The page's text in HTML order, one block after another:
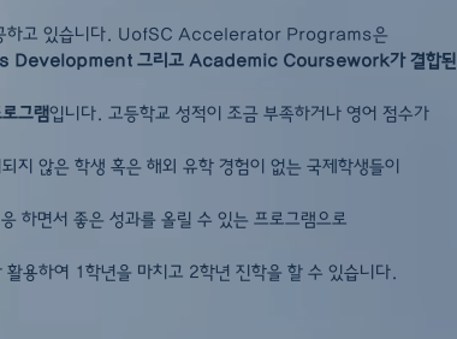
공하고 있습니다. UofSC Accelerator Programs은
Development 그리고 Academic Coursework가 결합된
그램입니다. 고등학교 성적이 조금 부족하거나 영어 점수가
지 않은 학생 혹은 해외 유학 경험이 없는 국제학생들이
하면서 좋은 성과를 올릴 수 있는 프로그램으로
활용하여 1학년을 마치고 2학년 진학을 할 수 있습니다.